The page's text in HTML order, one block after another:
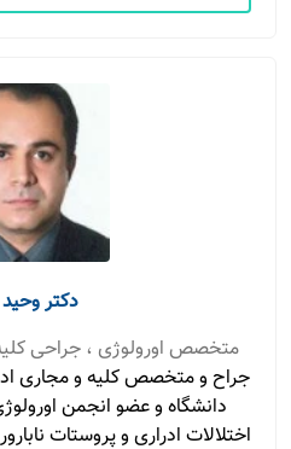
دکتر
متخصص اورولوژی ، جراحی
جراح و متخصص کلیه و مجاری
دانشگاه و عضو انجمن
اختلالات ادراری و پروستات